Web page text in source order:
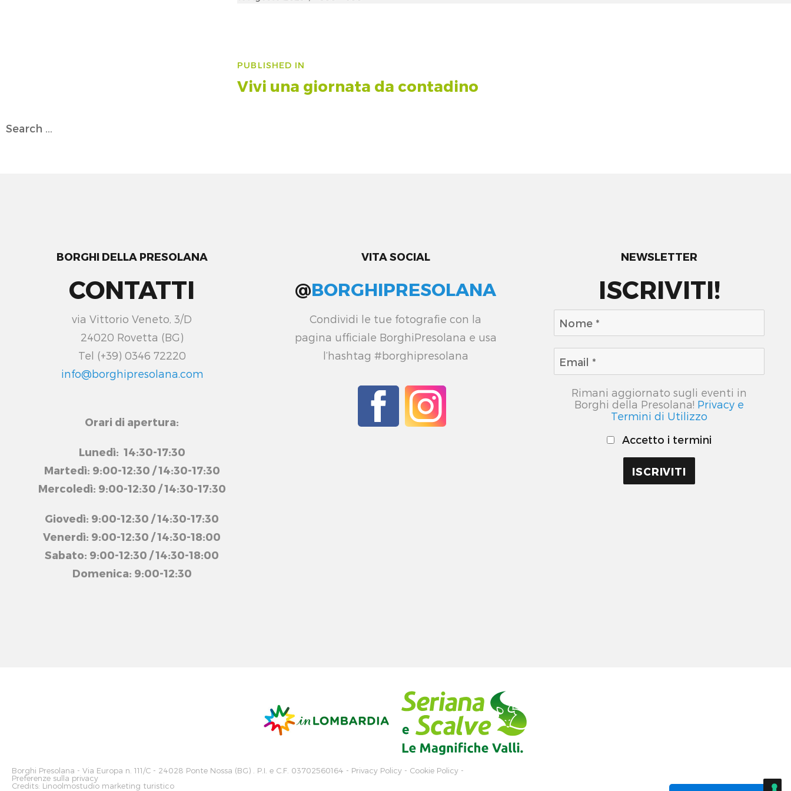
articoli
PUBLISHED IN
Vivi una giornata da contadino
Search
BORGHI DELLA PRESOLANA
CONTATTI
via Vittorio Veneto, 3/D
24020 Rovetta (BG)
Tel (+39) 0346 72220
info@borghipresolana.com
Orari di apertura:
Lunedì: 14:30-17:30
Martedì: 9:00-12:30 / 14:30-17:30
Mercoledì: 9:00-12:30 / 14:30-17:30
Giovedì: 9:00-12:30 / 14:30-17:30
Venerdì: 9:00-12:30 / 14:30-18:00
Sabato: 9:00-12:30 / 14:30-18:00
Domenica: 9:00-12:30
VITA SOCIAL
@BORGHIPRESOLANA
Condividi le tue fotografie con la
pagina ufficiale BorghiPresolana e usa
l’hashtag #borghipresolana
NEWSLETTER
ISCRIVITI!
Rimani aggiornato sugli eventi in
Borghi della Presolana! Privacy e
Termini di Utilizzo
Accetto i termini
Borghi Presolana - Via Europa n. 111/C - 24028 Ponte Nossa (BG) . P.I. e C.F. 03702560164 - Privacy Policy - Cookie Policy -
Preferenze sulla privacy
Credits: Linoolmostudio marketing turistico